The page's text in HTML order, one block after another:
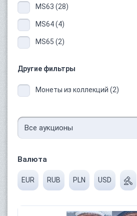
MS63 (28)
MS64 (4)
MS65 (2)
Другие фильтры
Монеты из коллекций (2)
Валюта
EUR RUB PLN USD